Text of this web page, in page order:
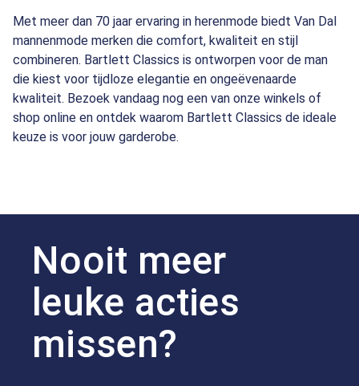
Met meer dan 70 jaar ervaring in herenmode biedt Van Dal
mannenmode merken die comfort, kwaliteit en stijl
combineren. Bartlett Classics is ontworpen voor de man
die kiest voor tijdloze elegantie en ongeëvenaarde
kwaliteit. Bezoek vandaag nog een van onze winkels of
shop online en ontdek waarom Bartlett Classics de ideale
keuze is voor jouw garderobe.
Nooit meer
leuke acties
missen?